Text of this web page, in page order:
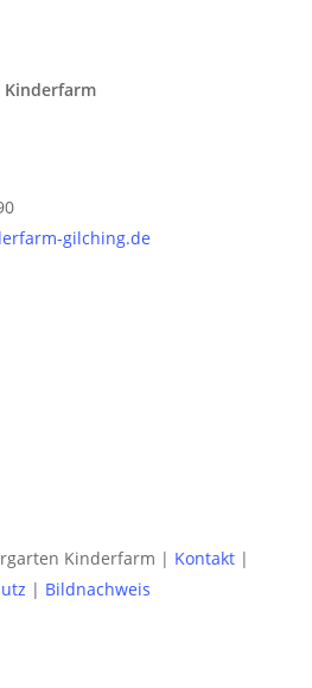
Kinderfarm
gilching.de
Kinderfarm | Kontakt|
| Bildnachweis